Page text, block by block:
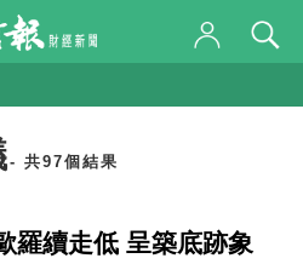
- 共97個結果
羅續走低 呈築底跡象